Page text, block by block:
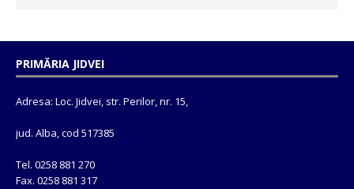
PRIMĂRIA JIDVEI
Adresa: Loc. Jidvei, str. Perilor, nr. 15,
jud. Alba, cod 517385
Tel. 0258 881 270
Fax. 0258 881 317